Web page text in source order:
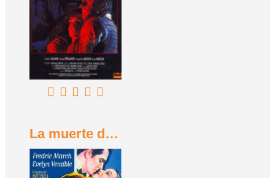
La muerte de vacaciones (1934)